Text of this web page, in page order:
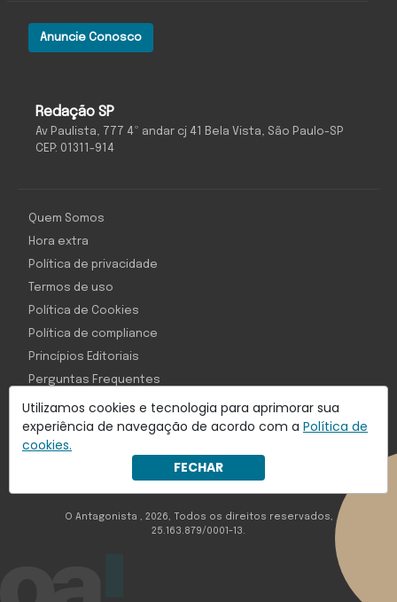
Utilizamos cookies e tecnologia para aprimorar sua
experiência de navegação de acordo com a Política de
cookies.
FECHAR
Redação SP
Av Paulista, 777 4º andar cj 41 Bela Vista, São Paulo-SP
CEP: 01311-914
Anuncie Conosco
Com inteligência e tecnologia:
Object1ve - Marketing Solution
Quem Somos
Hora extra
Política de privacidade
Termos de uso
Política de Cookies
Política de compliance
Princípios Editoriais
Perguntas Frequentes
O Antagonista , 2026, Todos os direitos reservados,
25.163.879/0001-13.